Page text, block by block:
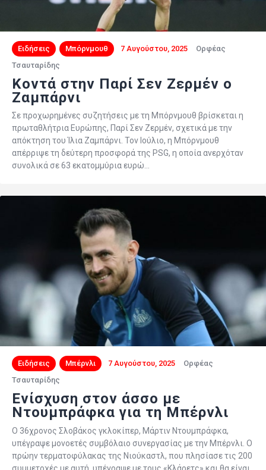
Ειδήσεις Μπόρνμουθ 7 Αυγούστου, 2025
Ορφέας
Τσαυταρίδης
Κοντά στην Παρί Σεν Ζερμέν ο
Ζαμπάρνι
Σε προχωρημένες συζητήσεις με τη Μπόρνμουθ βρίσκεται η
πρωταθλήτρια Ευρώπης, Παρί Σεν Ζερμέν, σχετικά με την
απόκτηση του Ίλια Ζαμπάρνι. Τον Ιούλιο, η Μπόρνμουθ
απέρριψε τη δεύτερη προσφορά της PSG, η οποία ανερχόταν
συνολικά σε 63 εκατομμύρια ευρώ…
Ειδήσεις Μπέρνλι 7 Αυγούστου, 2025
Ορφέας
Τσαυταρίδης
Ενίσχυση στον άσσο με
Ντουμπράφκα για τη Μπέρνλι
Ο 36χρονος Σλοβάκος γκλοκίπερ, Μάρτιν Ντουμπράφκα,
υπέγραψε μονοετές συμβόλαιο συνεργασίας με την Μπέρνλι. Ο
πρώην τερματοφύλακας της Νιούκαστλ, που πλησίασε τις 200
συμμετοχές με αυτή, υπέγραψε με τους «Κλάρετς» και θα είναι